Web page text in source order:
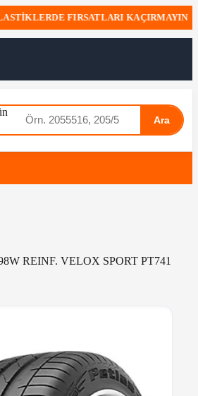
FIRSATLARI KAÇIRMAYIN •
Ara
REINF. VELOX SPORT PT741